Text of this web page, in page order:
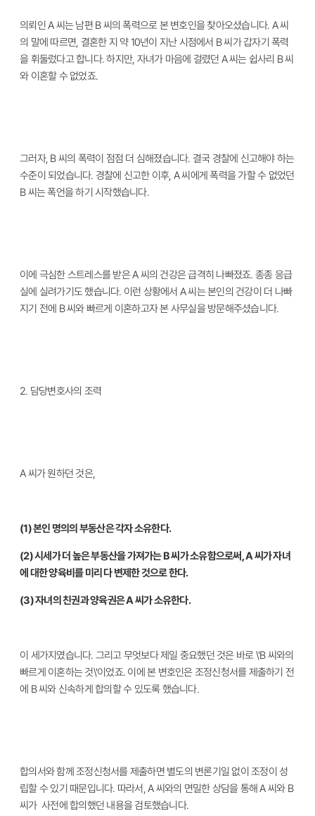
의뢰인 A 씨는 남편 B 씨의 폭력으로 본 변호인을 찾아오셨습니다. A 씨
의 말에 따르면, 결혼한 지 약 10년이 지난 시점에서 B 씨가 갑자기 폭력
을 휘둘렀다고 합니다. 하지만, 자녀가 마음에 걸렸던 A 씨는 쉽사리 B 씨
와 이혼할 수 없었죠.
그러자, B 씨의 폭력이 점점 더 심해졌습니다. 결국 경찰에 신고해야 하는
수준이 되었습니다. 경찰에 신고한 이후, A 씨에게 폭력을 가할 수 없었던
B 씨는 폭언을 하기 시작했습니다.
이에 극심한 스트레스를 받은 A 씨의 건강은 급격히 나빠졌죠. 종종 응급
실에 실려가기도 했습니다. 이런 상황에서 A 씨는 본인의 건강이 더 나빠
지기 전에 B 씨와 빠르게 이혼하고자 본 사무실을 방문해주셨습니다.
2. 담당변호사의 조력
A 씨가 원하던 것은,
(1) 본인 명의의 부동산은 각자 소유한다.
(2) 시세가 더 높은 부동산을 가져가는 B 씨가 소유함으로써, A 씨가 자녀
에 대한 양육비를 미리 다 변제한 것으로 한다.
(3) 자녀의 친권과 양육권은 A 씨가 소유한다.
이 세가지였습니다. 그리고 무엇보다 제일 중요했던 것은 바로 \'B 씨와의
빠르게 이혼하는 것\'이었죠. 이에 본 변호인은 조정신청서를 제출하기 전
에 B 씨와 신속하게 합의할 수 있도록 했습니다.
합의서와 함께 조정신청서를 제출하면 별도의 변론기일 없이 조정이 성
립할 수 있기 때문입니다. 따라서, A 씨와의 면밀한 상담을 통해 A 씨와 B
씨가 사전에 합의했던 내용을 검토했습니다.